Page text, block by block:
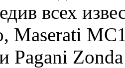
всех
Maserati
Pagani